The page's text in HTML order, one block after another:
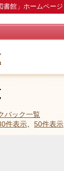
書館」ホームページ
バック一覧
件表示 50件表示